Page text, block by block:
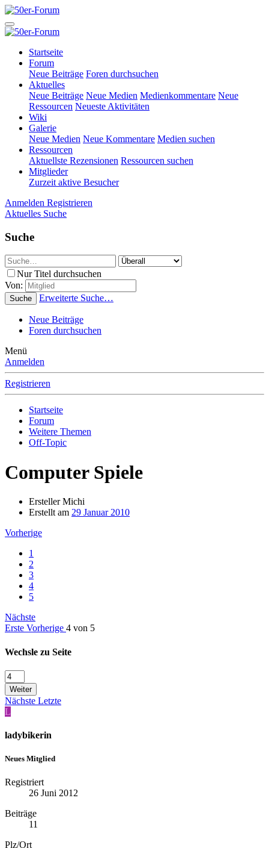
Startseite
Forum
Neue Beiträge Foren durchsuchen
Aktuelles
Neue Beiträge Neue Medien Medienkommentare Neue
Ressourcen Neueste Aktivitäten
Wiki
Galerie
Neue Medien Neue Kommentare Medien suchen
Ressourcen
Aktuellste Rezensionen Ressourcen suchen
Mitglieder
Zurzeit aktive Besucher
Anmelden Registrieren
Aktuelles Suche
Suche
Nur Titel durchsuchen
Von:
Suche Erweiterte Suche…
Neue Beiträge
Foren durchsuchen
Menü
Anmelden
Registrieren
Startseite
Forum
Weitere Themen
Off-Topic
Computer Spiele
ErstellerMichi
Erstellt am 29 Januar 2010
Vorherige
1
2
3
4
5
Nächste
Erste Vorherige 4 von 5
Wechsle zu Seite
Weiter
Nächste Letzte
L
ladybikerin
Neues Mitglied
Registriert
26 Juni 2012
Beiträge
11
Plz/Ort